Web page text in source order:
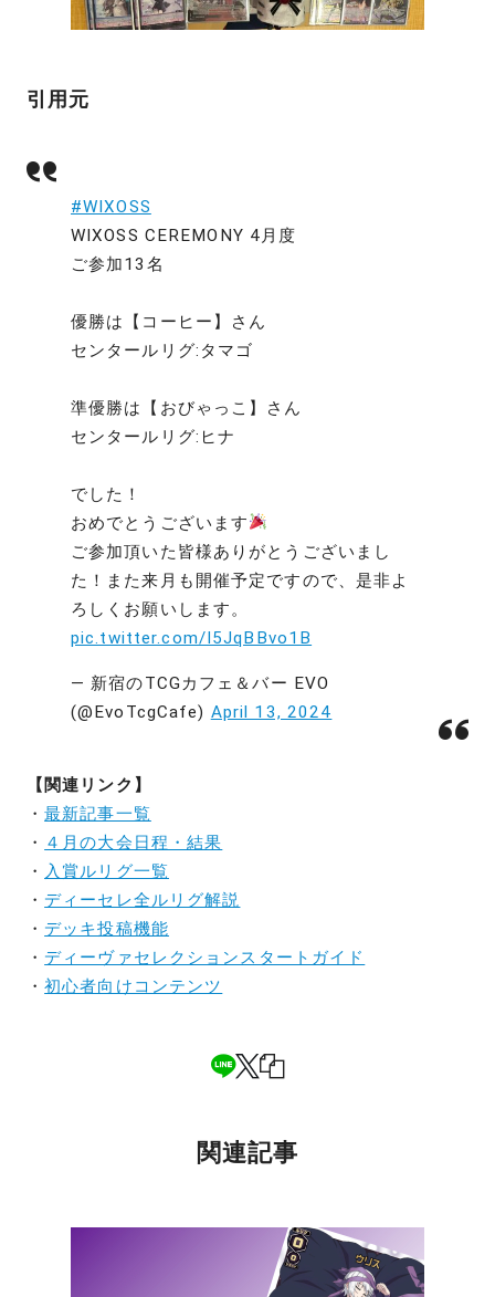
引用元
#WIXOSS
WIXOSS CEREMONY 4月度
ご参加13名
優勝は【コーヒー】さん
センタールリグ:タマゴ
準優勝は【おびゃっこ】さん
センタールリグ:ヒナ
でした！
おめでとうございます
ご参加頂いた皆様ありがとうございまし
た！また来月も開催予定ですので、是非よ
ろしくお願いします。
pic.twitter.com/I5JqBBvo1B
— 新宿のTCGカフェ＆バー EVO
(@EvoTcgCafe) April 13, 2024
【関連リンク】
・最新記事一覧
・ ４月の大会日程・結果
・ 入賞ルリグ一覧
・ ディーセレ全ルリグ解説
・ デッキ投稿機能
・ ディーヴァセレクションスタートガイド
・初心者向けコンテンツ
関連記事